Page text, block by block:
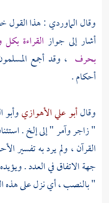
وقالالماوردي : هذا القول
أشار إلى جواز القراءة
بحرف ، وقد أجمع
أحكام .
وقالأبو علي الأهوازيوأبو
" زاجر وآمر " إلى إلخ .
القرآن ، ولم يرد به تفسير
جهة الاتفاق في العدد .
" بالنصب ، أي نزل على هذه